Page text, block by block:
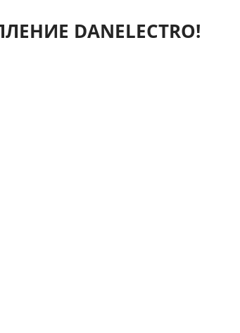
DANELECTRO!